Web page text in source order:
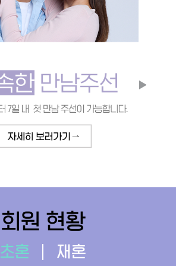
회원 현황
초혼 재혼